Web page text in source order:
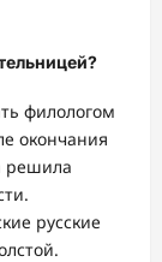
филологом
окончания
решила
русские